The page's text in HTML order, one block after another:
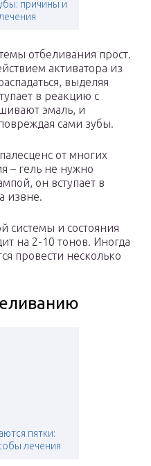
причины и
отбеливания прост.
активатора из
выделяя
в реакцию с
эмаль, и
сами зубы.
от многих
– гель не нужно
он вступает в
извне.
системы и состояния
на 2-10 тонов. Иногда
провести несколько
пятки:
лечения